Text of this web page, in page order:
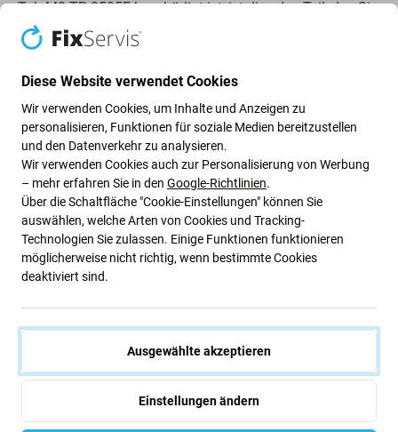
Tab M8 TB-8505F beschädigt ist, ist dies das Teil, das Sie
benötigen, um Ihr Gerät wieder voll funktionsfähig zu
machen.
LCD-Anzeige
Touch-Glas
Qualität der Ersatzteile
Qualität: Aftermarket– Ein als Aftermarket verkauftes
Display wird nach den gleichen Standards,
TFT-Technologie. Es handelt sich um eine Kopie des
Originals, wobei das als Aftermarket gelieferte Display (in
seltenen Fällen) minimale Abweichungen in
Funktionalität, Qualität oder Aussehen aufweist. Um mehr
über Qualität zu erfahren, lesen Sie unseren Blog, in dem
Diese Website verwendet Cookies
Wir verwenden Cookies, um Inhalte und Anzeigen zu
personalisieren, Funktionen für soziale Medien bereitzustellen
und den Datenverkehr zu analysieren.
Wir verwenden Cookies auch zur Personalisierung von Werbung
– mehr erfahren Sie in den Google-Richtlinien.
Über die Schaltfläche "Cookie-Einstellungen" können Sie
auswählen, welche Arten von Cookies und Tracking-
Technologien Sie zulassen. Einige Funktionen funktionieren
möglicherweise nicht richtig, wenn bestimmte Cookies
deaktiviert sind.
Ausgewählte akzeptieren
Einstellungen ändern